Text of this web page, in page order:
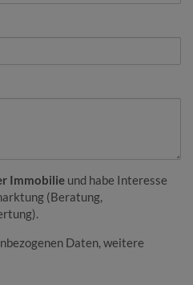
Immobilie und habe Interesse
(Beratung,
Daten, weitere